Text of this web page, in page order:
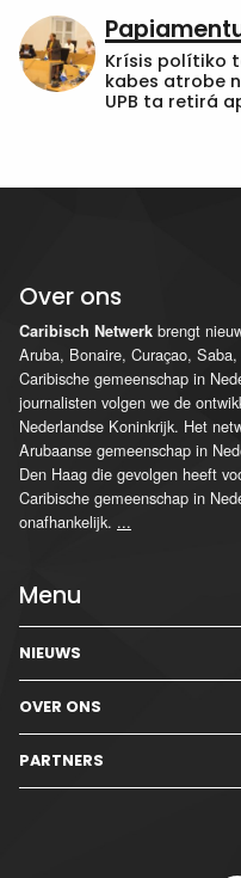
Krísis polítiko
kabes atrobe
UPB ta retirá
Over ons
Caribisch Netwerk brengt
Aruba, Bonaire, Curaçao,
Caribische gemeenschap in
journalisten volgen we de
Nederlandse Koninkrijk. Het
Arubaanse gemeenschap in
Den Haag die gevolgen heeft
Caribische gemeenschap in
onafhankelijk. ...
Menu
NIEUWS
OVER ONS
PARTNERS